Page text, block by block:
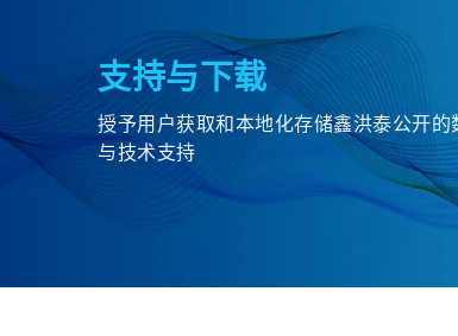
支持与下载
授予用户获取和本地化存储鑫洪泰公开的
与技术支持